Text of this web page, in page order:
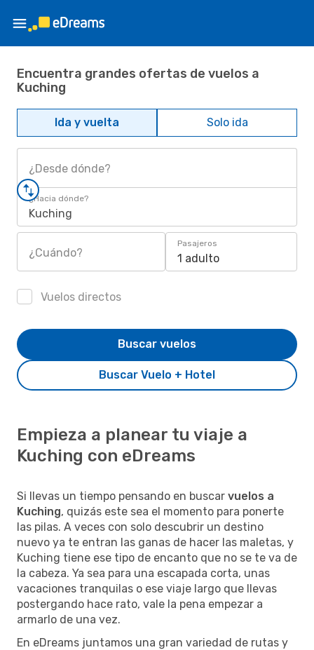
Encuentra grandes ofertas de vuelos a
Kuching
Ida y vuelta Solo ida
¿Desde dónde?
¿Hacia dónde?
Kuching
¿Cuándo?
Pasajeros
1 adulto
Vuelos directos
Buscar Vuelo + Hotel
Buscar vuelos
Empieza a planear tu viaje a
Kuching con eDreams
Si llevas un tiempo pensando en buscar vuelos a
Kuching, quizás este sea el momento para ponerte
las pilas. A veces con solo descubrir un destino
nuevo ya te entran las ganas de hacer las maletas, y
Kuching tiene ese tipo de encanto que no se te va de
la cabeza. Ya sea para una escapada corta, unas
vacaciones tranquilas o ese viaje largo que llevas
postergando hace rato, vale la pena empezar a
armarlo de una vez.
En eDreams juntamos una gran variedad de rutas y